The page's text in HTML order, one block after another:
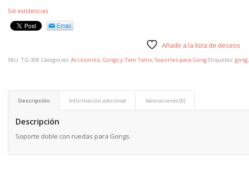
Sin existencias
Añadir a la lista de deseos
SKU:TG-308 Categorías:Accesorios, Gongs y Tam Tams, Soportes para Gong Etiquetas:gong,
Descripción Información adicional Valoraciones (0)
Descripción
Soporte doble con ruedas para Gongs.